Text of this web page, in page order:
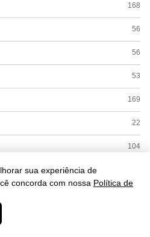
sua experiência de
concorda com nossa Política de
168
56
56
53
169
22
104